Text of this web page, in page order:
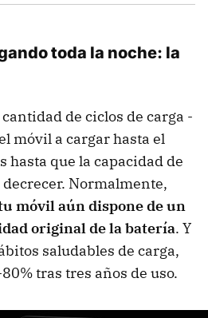
toda la noche: la
de ciclos de carga -
móvil a cargar hasta el
hasta que la capacidad de
Normalmente,
móvil aún dispone de un
original de la batería. Y
saludables de carga,
tras tres años de uso.